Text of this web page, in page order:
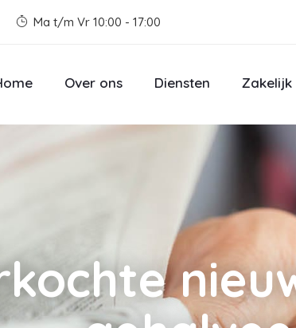
Ma t/m Vr 10:00 - 17:00
Over ons Diensten Zakelijk